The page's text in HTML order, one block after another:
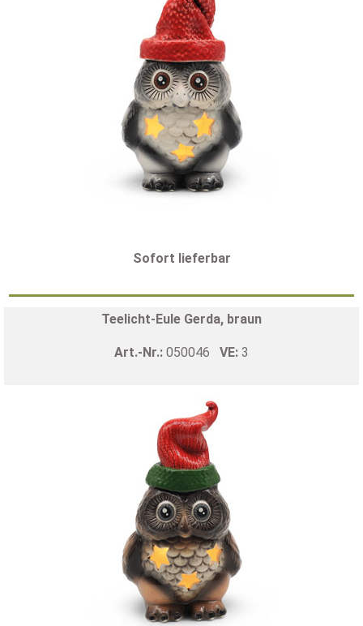
Sofort lieferbar
Teelicht-Eule Gerda, braun
Art.-Nr.: 050046 VE: 3